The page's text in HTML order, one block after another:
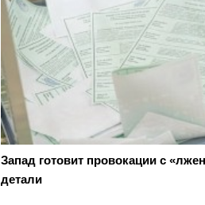
Запад готовит провокации с
детали